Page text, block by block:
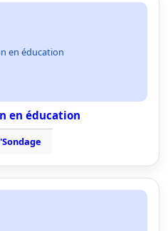
en éducation
en éducation